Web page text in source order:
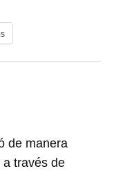
de manera
través de